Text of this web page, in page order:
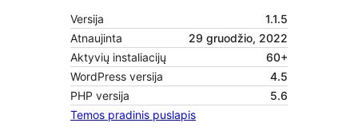
Versija
1.1.5
Atnaujinta
29 gruodžio, 2022
Aktyvių instaliacijų
60+
WordPress versija
4.5
PHP versija
5.6
Temos pradinis puslapis